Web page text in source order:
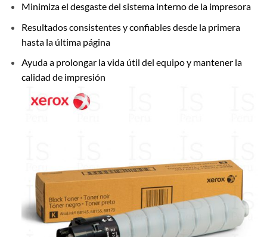
Minimiza el desgaste del sistema interno de la impresora
Resultados consistentes y confiables desde la primera
hasta la última página
Ayuda a prolongar la vida útil del equipo y mantener la
calidad de impresión